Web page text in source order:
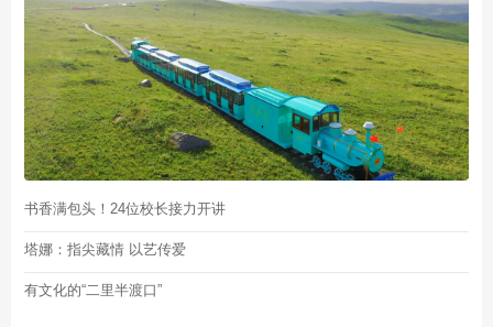
书香满包头！24位校长接力开讲
塔娜：指尖藏情 以艺传爱
有文化的“二里半渡口”